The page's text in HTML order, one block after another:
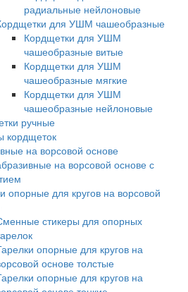
радиальные нейлоновые
для УШМ чашеобразные
Кордщетки для УШМ
чашеобразные витые
Кордщетки для УШМ
чашеобразные мягкие
Кордщетки для УШМ
чашеобразные нейлоновые
ручные
кордщеток
на ворсовой основе
на ворсовой основе с
опорные для кругов на ворсовой
стикеры для опорных
опорные для кругов на
основе толстые
опорные для кругов на